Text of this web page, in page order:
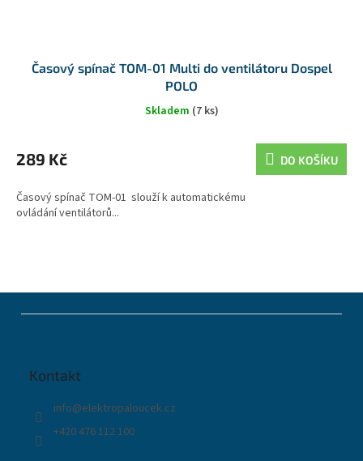
Časový spínač TOM-01 Multi do ventilátoru Dospel
POLO
Skladem (7 ks)
289 Kč DO KOŠÍKU
Časový spínač TOM-01 slouží k automatickému
ovládání ventilátorů...
Kontakt
info@elektropaloucek.cz
+420 476 112 100